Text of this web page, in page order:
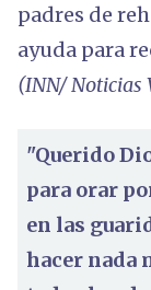
padres de
ayuda para
(INN/ Noticias
"Querido
para orar
en las
hacer nada